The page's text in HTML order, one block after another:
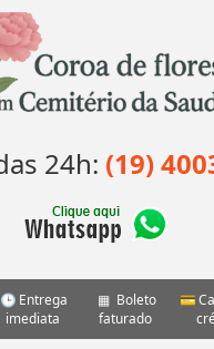
24h: (19)
Entrega
imediata
Boleto
faturado